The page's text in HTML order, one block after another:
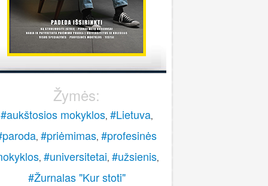
Žymės:
#aukštosios mokyklos, #Lietuva,
, #priėmimas, #profesinės
, #universitetai, #užsienis,
#Žurnalas "Kur stoti"